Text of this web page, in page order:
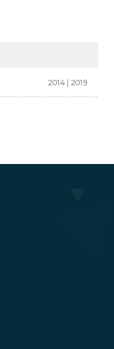
2014 | 2019